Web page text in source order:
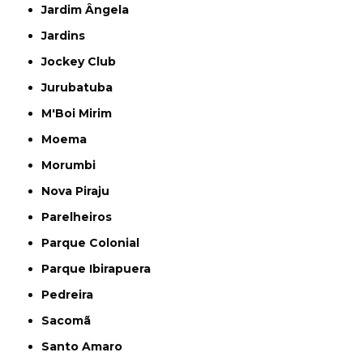
Jardim Ângela
Jardins
Jockey Club
Jurubatuba
M'Boi Mirim
Moema
Morumbi
Nova Piraju
Parelheiros
Parque Colonial
Parque Ibirapuera
Pedreira
Sacomã
Santo Amaro